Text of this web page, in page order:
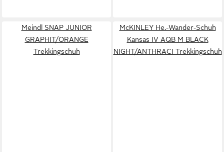
Meindl SNAP JUNIOR
GRAPHIT/ORANGE
Trekkingschuh
McKINLEY He.-Wander-Schuh
Kansas IV AQB M BLACK
NIGHT/ANTHRACI Trekkingschuh